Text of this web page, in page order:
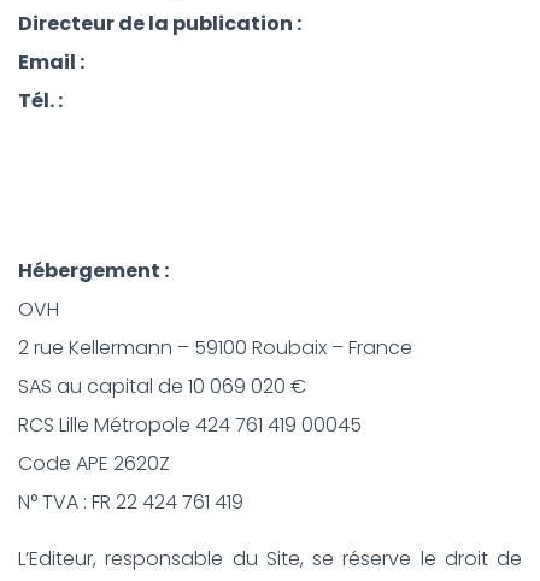
Directeur de la publication :
Email :
Tél. :
Hébergement :
OVH
2 rue Kellermann – 59100 Roubaix – France
SAS au capital de 10 069 020 €
RCS Lille Métropole 424 761 419 00045
Code APE 2620Z
N° TVA : FR 22 424 761 419
L’Editeur, responsable du Site, se réserve le droit de